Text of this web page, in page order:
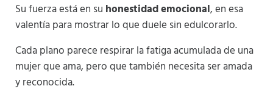
Su fuerza está en su honestidad emocional, en esa
valentía para mostrar lo que duele sin edulcorarlo.
Cada plano parece respirar la fatiga acumulada de una
mujer que ama, pero que también necesita ser amada
y reconocida.